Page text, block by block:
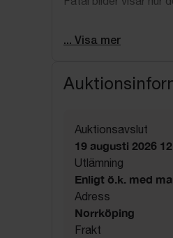
... Visa mer
Auktionsavslut
19 augusti 2026
Utlämning
Enligt ö.k. med
Adress
Norrköping
Frakt